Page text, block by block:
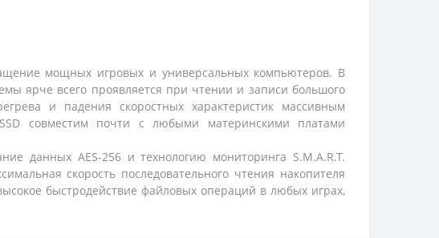
мощных игровых и универсальных компьютеров. В
ярче всего проявляется при чтении и записи большого
и падения скоростных характеристик массивным
совместим почти с любыми материнскими платами
данных AES-256 и технологию мониторинга S.M.A.R.T.
скорость последовательного чтения накопителя
быстродействие файловых операций в любых играх,